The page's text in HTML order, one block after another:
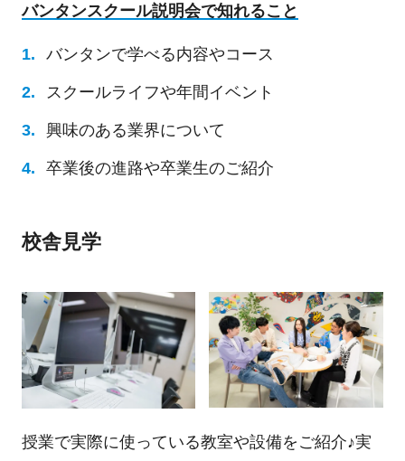
バンタンスクール説明会で知れること
バンタンで学べる内容やコース
スクールライフや年間イベント
興味のある業界について
卒業後の進路や卒業生のご紹介
校舎見学
授業で実際に使っている教室や設備をご紹介♪実